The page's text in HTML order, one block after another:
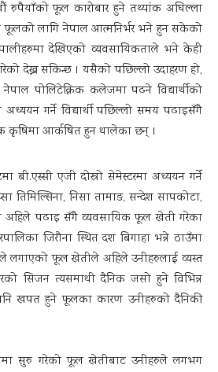
रुपैयाँको फूल कारोबार हुने तथ्यांक अघिल्ला
फूलको लागि नेपाल आत्मनिर्भर भने हुन सकेको
देखिएको व्यवसायिकताले भने केही
देख्न सकिन्छ । यसैको पछिल्लो उदाहरण हो,
पोलिटेक्निक कलेजमा पढने विद्यार्थीको
गर्ने विद्यार्थी पछिल्लो समय पढाइसँगै
कृषिमा आर्कषित हुन थालेका छन् ।
बी.एस्सी एजी दोस्रो सेमेस्टरमा अध्ययन गर्ने
तिमिल्सिना, निसा तामाङ, सन्देश सापकोटा,
अहिले पढाइ सँगै व्यवसायिक फूल खेती गरेका
जिरौना स्थित दश बिगाहा भन्ने ठाउँमा
लगाएको फूल खेतीले अहिले उनीहरुलाई व्यस्त
सिजन त्यसमाथी दैनिक जसो हुने विभिन्न
खपत हुने फूलका कारण उनीहरुको दैनिकी
सुरु गरेको फूल खेतीबाट उनीहरुले लगभग